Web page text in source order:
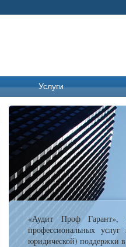
Услуги
«Аудит Проф Гарант»,
профессиональных
юридической) поддержки в